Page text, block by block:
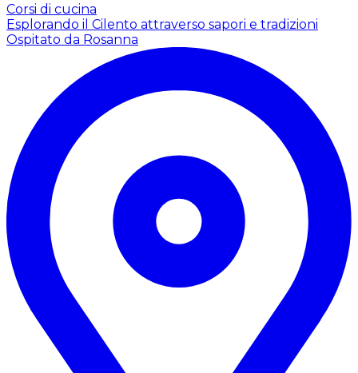
Corsi di cucina
Esplorando il Cilento attraverso sapori e tradizioni
Ospitato da Rosanna